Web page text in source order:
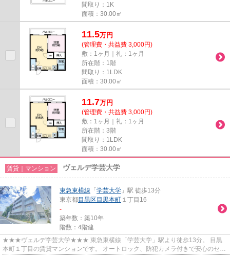
間取り：1K
面積：30.00㎡
11.5万円
(管理費・共益費 3,000円)
敷：1ヶ月｜礼：1ヶ月
所在階：1階
間取り：1LDK
面積：30.00㎡
11.7万円
(管理費・共益費 3,000円)
敷：1ヶ月｜礼：1ヶ月
所在階：3階
間取り：1LDK
面積：30.00㎡
賃貸｜マンション ヴェルデ学芸大学
東急東横線 「 学芸大学 」駅 徒歩13分
東京都目黒区 目黒本町 １丁目16
-
築年数：築10年
階数：4階建
★★★ヴェルデ学芸大学★★★ 東急東横線「学芸大学」駅より徒歩13分。 目黒
本町１丁目の賃貸マンションです。 オートロック、防犯カメラ付きで安心のセキ